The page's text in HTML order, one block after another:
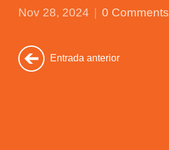
Nov 28, 2024 0 Comments
Entrada anterior